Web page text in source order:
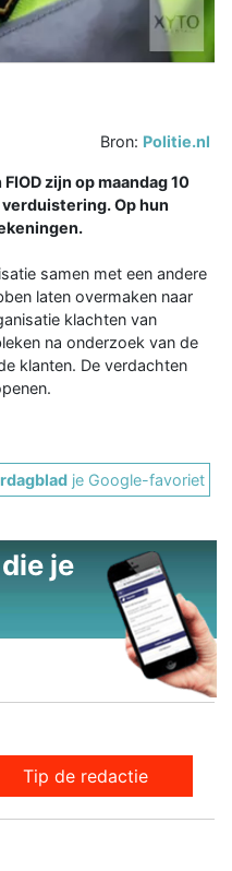
Bron: Politie.nl
zijn op maandag 10
Op hun
samen met een andere
laten overmaken naar
klachten van
na onderzoek van de
klanten. De verdachten
je Google-favoriet
je
Tip de redactie